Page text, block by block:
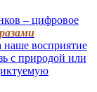
– цифровое
наше восприятие
с природой или